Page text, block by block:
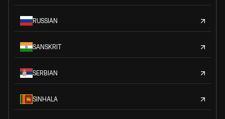
RUSSIAN
SANSKRIT
SERBIAN
SINHALA